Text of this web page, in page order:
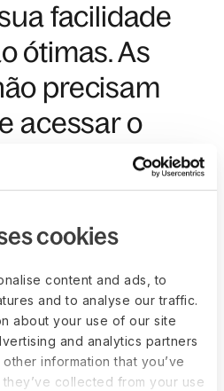
cookies
content and ads, to
and to analyse our traffic.
about your use of our site
and analytics partners
information that you’ve
collected from your use
facilidade
ótimas. As
precisam
acessar o
de Recursos
para registrar
pelo
e